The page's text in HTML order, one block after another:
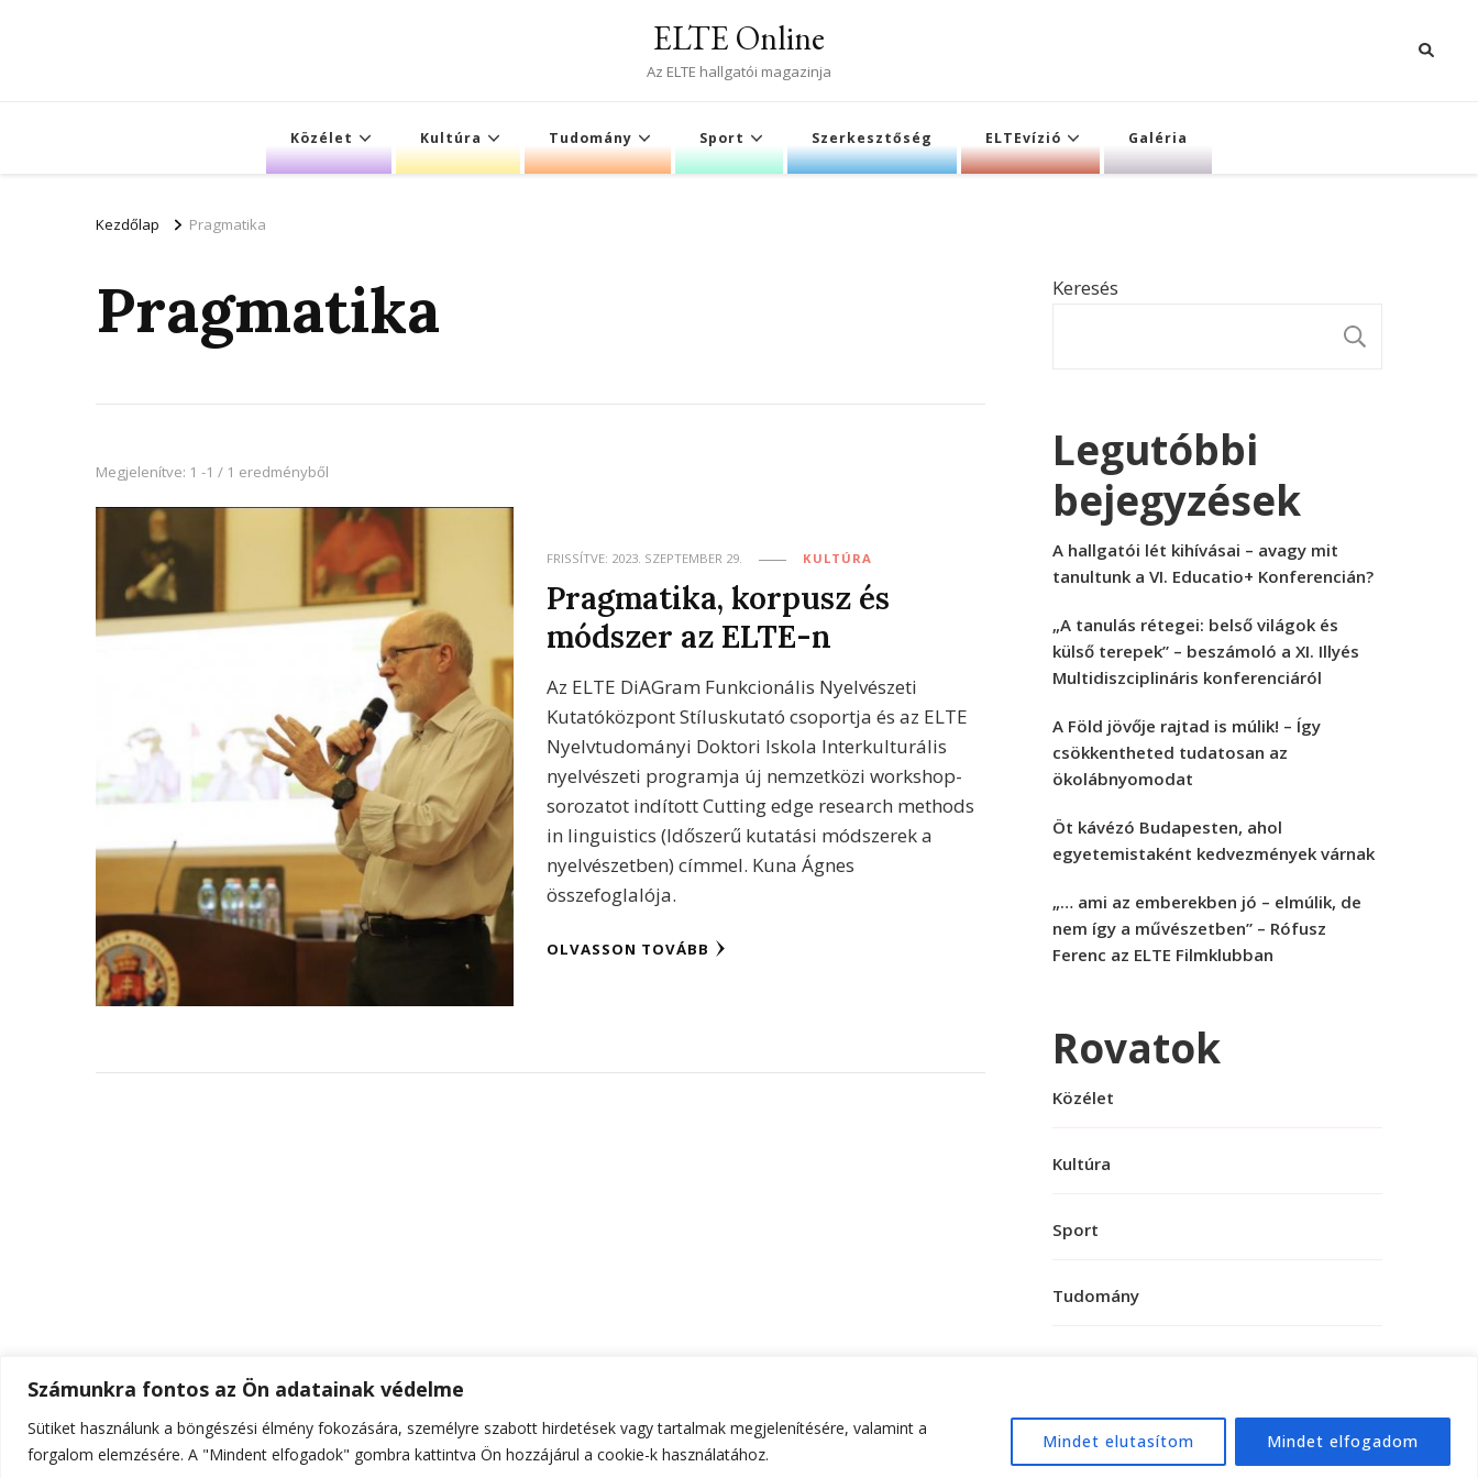
Számunkra fontos az Ön adatainak védelme
Sütiket használunk a böngészési élmény fokozására, személyre szabott hirdetések vagy tartalmak megjelenítésére, valamint a
forgalom elemzésére. A "Mindent elfogadok" gombra kattintva Ön hozzájárul a cookie-k használatához.
Mindet elutasítom Mindet elfogadom
ELTE Online
Az ELTE hallgatói magazinja
Közélet Kultúra Tudomány Sport Szerkesztőség ELTEvízió Galéria
Kezdőlap Pragmatika
Pragmatika
Megjelenítve: 1 -1 / 1 eredményből
FRISSÍTVE: 2023. SZEPTEMBER 29. KULTÚRA
Pragmatika, korpusz és
módszer az ELTE-n
Az ELTE DiAGram Funkcionális Nyelvészeti
Kutatóközpont Stíluskutató csoportja és az ELTE
Nyelvtudományi Doktori Iskola Interkulturális
nyelvészeti programja új nemzetközi workshop-
sorozatot indított Cutting edge research methods
in linguistics (Időszerű kutatási módszerek a
nyelvészetben) címmel. Kuna Ágnes
összefoglalója.
OLVASSON TOVÁBB
Keresés
Legutóbbi
bejegyzések
A hallgatói lét kihívásai – avagy mit
tanultunk a VI. Educatio+ Konferencián?
„A tanulás rétegei: belső világok és
külső terepek” – beszámoló a XI. Illyés
Multidiszciplináris konferenciáról
A Föld jövője rajtad is múlik! – Így
csökkentheted tudatosan az
ökolábnyomodat
Öt kávézó Budapesten, ahol
egyetemistaként kedvezmények várnak
„… ami az emberekben jó – elmúlik, de
nem így a művészetben” – Rófusz
Ferenc az ELTE Filmklubban
Rovatok
Közélet
Kultúra
Sport
Tudomány
© Szerzői jog 2026ELTE Online . Minden jog fenntartva.Hello Fashion | Fejlesztette WordPress.